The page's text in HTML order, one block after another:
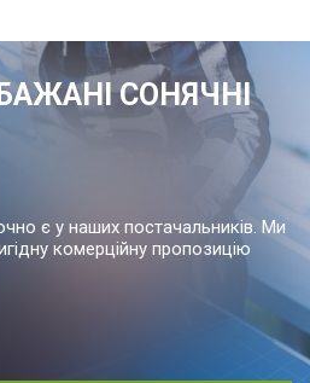
СОНЯЧНІ
є у наших постачальників. Ми
комерційну пропозицію